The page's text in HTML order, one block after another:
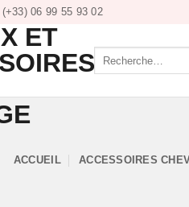
(+33) 06 99 55 93 02
pour :
ACCUEIL ACCESSOIRES